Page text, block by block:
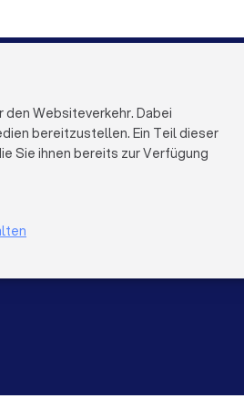
bei Trustlocal
den Websiteverkehr. Dabei
bereitzustellen. Ein Teil dieser
Sie ihnen bereits zur Verfügung